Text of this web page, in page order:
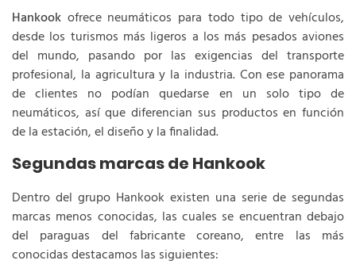
Hankook ofrece neumáticos para todo tipo de vehículos,
desde los turismos más ligeros a los más pesados aviones
del mundo, pasando por las exigencias del transporte
profesional, la agricultura y la industria. Con ese panorama
de clientes no podían quedarse en un solo tipo de
neumáticos, así que diferencian sus productos en función
de la estación, el diseño y la finalidad.
Segundas marcas de Hankook
Dentro del grupo Hankook existen una serie de segundas
marcas menos conocidas, las cuales se encuentran debajo
del paraguas del fabricante coreano, entre las más
conocidas destacamos las siguientes: